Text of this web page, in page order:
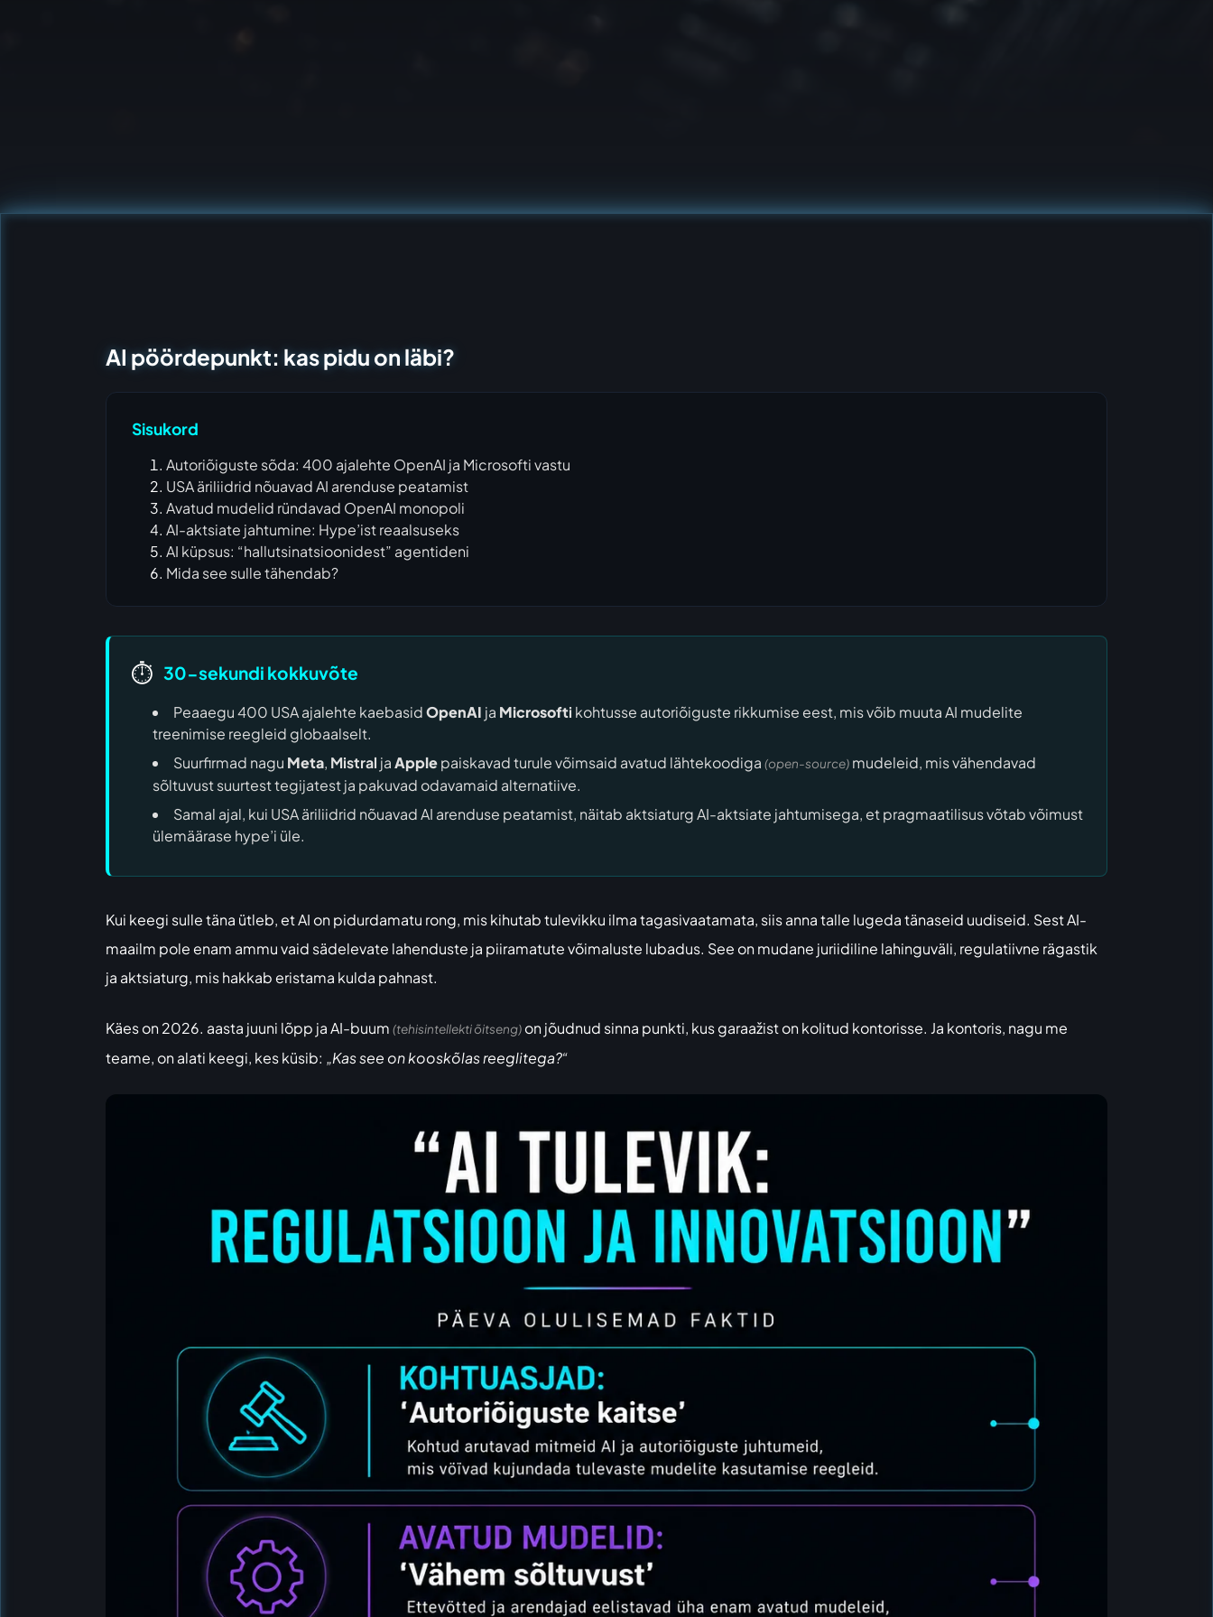
AI pöördepunkt: kas pidu on läbi?
Sisukord
Autoriõiguste sõda: 400 ajalehte OpenAI ja Microsofti vastu
USA äriliidrid nõuavad AI arenduse peatamist
Avatud mudelid ründavad OpenAI monopoli
AI-aktsiate jahtumine: Hype’ist reaalsuseks
AI küpsus: “hallutsinatsioonidest” agentideni
Mida see sulle tähendab?
⏱️ 30-sekundi kokkuvõte
Peaaegu 400 USA ajalehte kaebasidOpenAI ja Microsofti kohtusse autoriõiguste rikkumise eest, mis võib muuta AI mudelite
treenimise reegleid globaalselt.
Suurfirmad nagu Meta, Mistral jaApplepaiskavad turule võimsaid avatud lähtekoodiga (open-source) mudeleid, mis vähendavad
sõltuvust suurtest tegijatest ja pakuvad odavamaid alternatiive.
Samal ajal, kui USA äriliidrid nõuavad AI arenduse peatamist, näitab aktsiaturg AI-aktsiate jahtumisega, et pragmaatilisus võtab võimust
ülemäärase hype’i üle.
Kui keegi sulle täna ütleb, et AI on pidurdamatu rong, mis kihutab tulevikku ilma tagasivaatamata, siis anna talle lugeda tänaseid uudiseid. Sest AI-
maailm pole enam ammu vaid sädelevate lahenduste ja piiramatute võimaluste lubadus. See on mudane juriidiline lahinguväli, regulatiivne rägastik
ja aktsiaturg, mis hakkab eristama kulda pahnast.
Käes on 2026. aasta juuni lõpp ja AI-buum (tehisintellekti õitseng) on jõudnud sinna punkti, kus garaažist on kolitud kontorisse. Ja kontoris, nagu me
teame, on alati keegi, kes küsib: „Kas see on kooskõlas reeglitega?“